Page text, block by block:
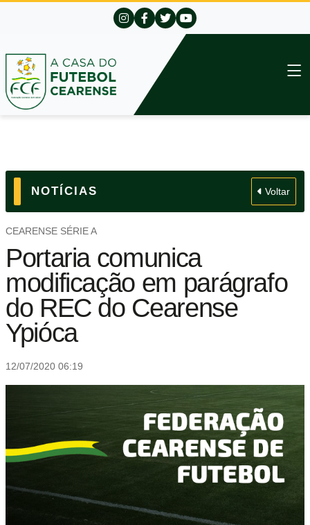
NOTÍCIAS Voltar
CEARENSE SÉRIE A
Portaria comunica
modificação em parágrafo
do REC do Cearense
Ypióca
12/07/2020 06:19